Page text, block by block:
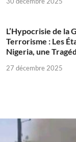
L’Hypocrisie de la
Terrorisme : Les
Nigeria, une
27 décembre 2025